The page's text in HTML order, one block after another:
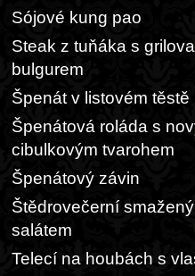
Sójové kung pao
Steak z tuňáka s
bulgurem
Špenát v listovém těstě
Špenátová roláda s
cibulkovým tvarohem
Špenátový závin
Štědrovečerní
salátem
Telecí na houbách s